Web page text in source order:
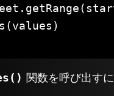
関数を呼び出す